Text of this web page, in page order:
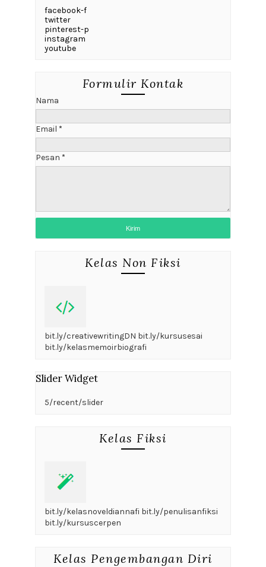
facebook-f
twitter
pinterest-p
instagram
youtube
Formulir Kontak
Nama
Email *
Pesan *
Kelas Non Fiksi
bit.ly/creativewritingDN bit.ly/kursusesai
bit.ly/kelasmemoirbiografi
Slider Widget
5/recent/slider
Kelas Fiksi
bit.ly/kelasnoveldiannafi bit.ly/penulisanfiksi
bit.ly/kursuscerpen
Kelas Pengembangan Diri